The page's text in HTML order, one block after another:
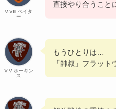
V.VIll ペイタ
ー
直接やり合うこと
V.V ホーキン
ス
もうひとりは…
「帥叔」フラット